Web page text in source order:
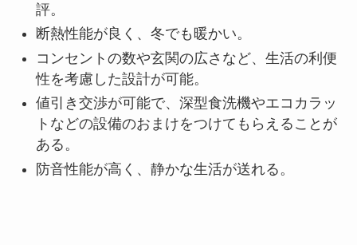
評。
断熱性能が良く、冬でも暖かい。
コンセントの数や玄関の広さなど、生活の利便
性を考慮した設計が可能。
値引き交渉が可能で、深型食洗機やエコカラッ
トなどの設備のおまけをつけてもらえることが
ある。
防音性能が高く、静かな生活が送れる。